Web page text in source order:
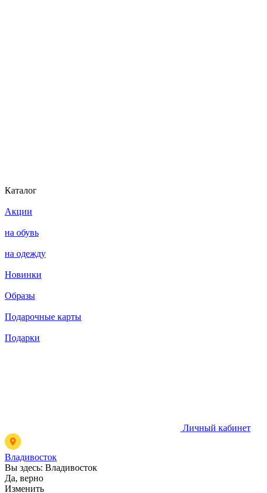
Каталог
Акции
на обувь
на одежду
Новинки
Образы
Подарочные карты
Подарки
Личный кабинет
Владивосток
Вы здесь: Владивосток
Да, верно
Изменить